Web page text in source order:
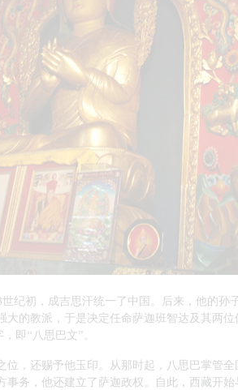
纪初，成吉思汗统一了中国。后来，他的孙
大的教派，于是决定任命萨迦班智达及其两
即“八思巴文”。
，还赐予他玉印。从那时起，八思巴掌管
事务，他还建立了萨迦政权。自此，西藏开